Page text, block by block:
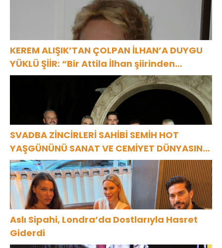
KEREM ALIŞIK’TAN ÇOLPAN İLHAN’A DUYGU
YÜKLÜ ŞİİR: “Bir Attila İlhan şiirinden
çıkmıştı sanki”
SVADBA ZİNCİRLERİ SAHİBİ SEMİH HOT
YAŞGÜNÜNÜ SANAT VE CEMİYET DÜNYASININ
ÜNLÜ İSİMLERİYLE KUTLADI!
Aslı Sipahi, Londra’da Dostlarıyla Hasret
Giderdi